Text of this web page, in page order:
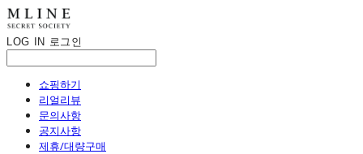
LOG IN 로그인
쇼핑하기
리얼리뷰
문의사항
공지사항
제휴/대량구매